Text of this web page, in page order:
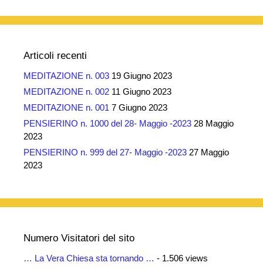
Articoli recenti
MEDITAZIONE n. 003 19 Giugno 2023
MEDITAZIONE n. 002 11 Giugno 2023
MEDITAZIONE n. 001 7 Giugno 2023
PENSIERINO n. 1000 del 28- Maggio -2023 28 Maggio
2023
PENSIERINO n. 999 del 27- Maggio -2023 27 Maggio
2023
Numero Visitatori del sito
… La Vera Chiesa sta tornando … - 1.506 views